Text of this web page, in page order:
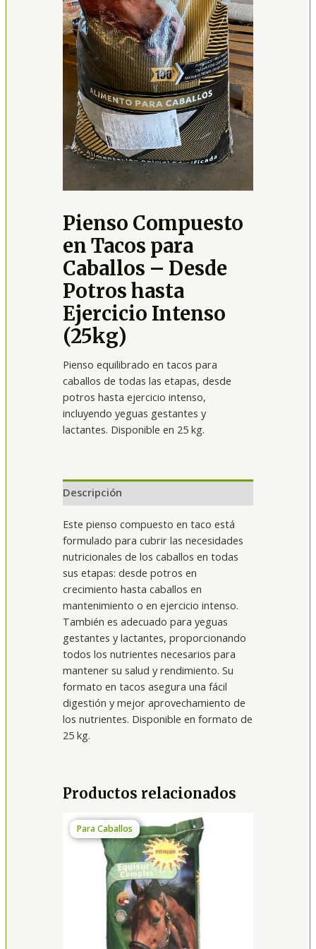
Pienso Compuesto
en Tacos para
Caballos – Desde
Potros hasta
Ejercicio Intenso
(25kg)
Pienso equilibrado en tacos para
caballos de todas las etapas, desde
potros hasta ejercicio intenso,
incluyendo yeguas gestantes y
lactantes. Disponible en 25 kg.
Descripción
Este pienso compuesto en taco está
formulado para cubrir las necesidades
nutricionales de los caballos en todas
sus etapas: desde potros en
crecimiento hasta caballos en
mantenimiento o en ejercicio intenso.
También es adecuado para yeguas
gestantes y lactantes, proporcionando
todos los nutrientes necesarios para
mantener su salud y rendimiento. Su
formato en tacos asegura una fácil
digestión y mejor aprovechamiento de
los nutrientes. Disponible en formato de
25 kg.
Productos relacionados
Para Caballos